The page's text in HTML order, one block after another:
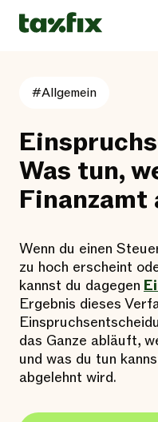
#Allgemein
Was tun,
Finanzamt
Wenn du einen
zu hoch erscheint
kannst du dagegen
Ergebnis dieses
das Ganze abläuft,
und was du tun
abgelehnt wird.